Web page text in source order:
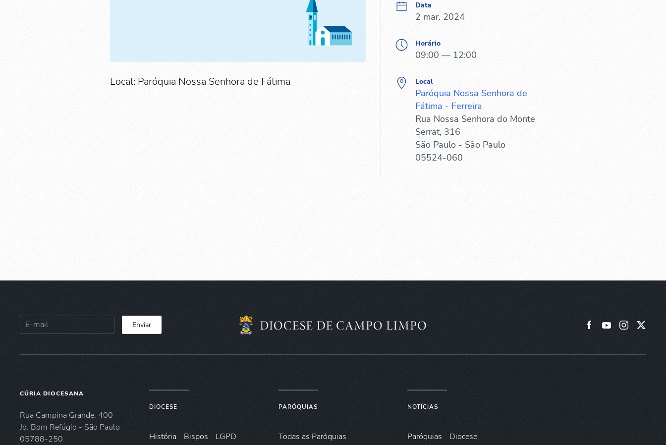
Local: Paróquia Nossa Senhora de Fátima
Data
2 mar. 2024
Horário
09:00 — 12:00
Local
Paróquia Nossa Senhora de
Fátima - Ferreira
Rua Nossa Senhora do Monte
Serrat, 316
São Paulo - São Paulo
05524-060
Enviar
CÚRIA DIOCESANA
Rua Campina Grande, 400
Jd. Bom Refúgio - São Paulo
05788-250
DIOCESE
História Bispos LGPD
PARÓQUIAS
Todas as Paróquias
NOTÍCIAS
Paróquias Diocese